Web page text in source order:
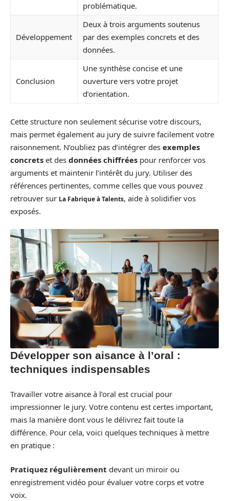
problématique.
Développement
Deux à trois arguments soutenus
par des exemples concrets et des
données.
Conclusion
Une synthèse concise et une
ouverture vers votre projet
d’orientation.
Cette structure non seulement sécurise votre discours,
mais permet également au jury de suivre facilement votre
raisonnement. N’oubliez pas d’intégrer des exemples
concrets et des données chiffrées pour renforcer vos
arguments et maintenir l’intérêt du jury. Utiliser des
références pertinentes, comme celles que vous pouvez
retrouver sur La Fabrique à Talents, aide à solidifier vos
exposés.
Développer son aisance à l’oral :
techniques indispensables
Travailler votre aisance à l’oral est crucial pour
impressionner le jury. Votre contenu est certes important,
mais la manière dont vous le délivrez fait toute la
différence. Pour cela, voici quelques techniques à mettre
en pratique :
Pratiquez régulièrement devant un miroir ou
enregistrement vidéo pour évaluer votre corps et votre
voix.